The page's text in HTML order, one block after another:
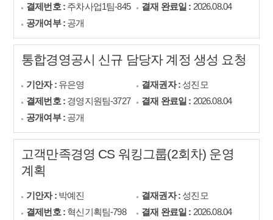
결제번호 : 주차사업1팀-845 결재 완료일 : 2026.08.04
공개여부 : 공개
통합경영공시 신규 담당자 계정 생성 요청
기안자 : 유은영 결재권자 : 성진모
결제번호 : 경영지원팀-3727 결재 완료일 : 2026.08.04
공개여부 : 공개
고객만족경영 CS 워킹그룹(2회차) 운영
계획
기안자 : 박예진 결재권자 : 성진모
결제번호 : 혁신기획팀-798 결재 완료일 : 2026.08.04